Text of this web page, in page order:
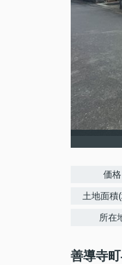
価格
土地面積
所在
善導寺